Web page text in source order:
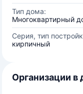
Тип дома:
Многоквартирный
Серия, тип
кирпичный
Организации в